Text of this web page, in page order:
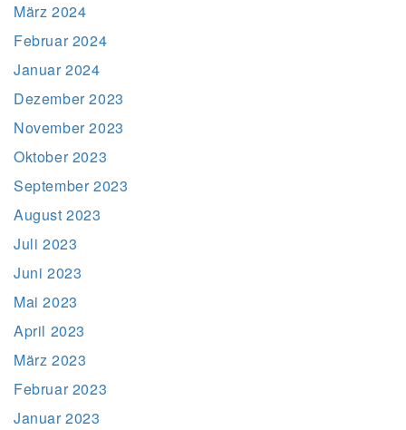
März 2024
Februar 2024
Januar 2024
Dezember 2023
November 2023
Oktober 2023
September 2023
August 2023
Juli 2023
Juni 2023
Mai 2023
April 2023
März 2023
Februar 2023
Januar 2023